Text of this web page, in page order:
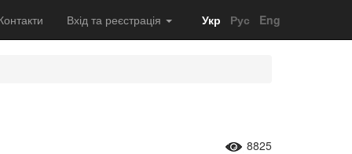
Вхід та реєстрація Укр Рус Eng
8825